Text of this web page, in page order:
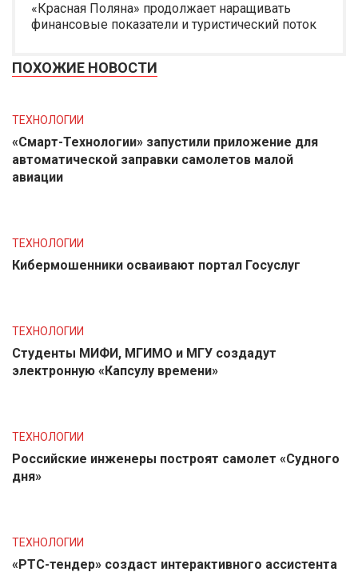
«Красная Поляна» продолжает наращивать
финансовые показатели и туристический поток
ПОХОЖИЕ НОВОСТИ
ТЕХНОЛОГИИ
«Смарт-Технологии» запустили приложение для
автоматической заправки самолетов малой
авиации
ТЕХНОЛОГИИ
Кибермошенники осваивают портал Госуслуг
ТЕХНОЛОГИИ
Студенты МИФИ, МГИМО и МГУ создадут
электронную «Капсулу времени»
ТЕХНОЛОГИИ
Российские инженеры построят самолет «Судного
дня»
ТЕХНОЛОГИИ
«РТС-тендер» создаст интерактивного ассистента